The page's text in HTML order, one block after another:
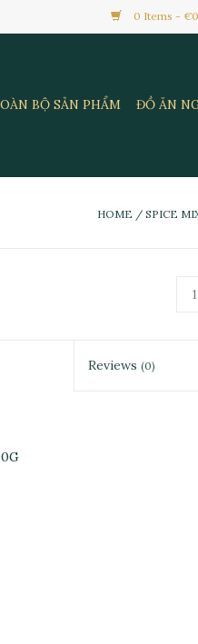
0 Items -
BỘ SẢN PHẨM ĐỒ ĂN
HOME / SPICE
Reviews(0)